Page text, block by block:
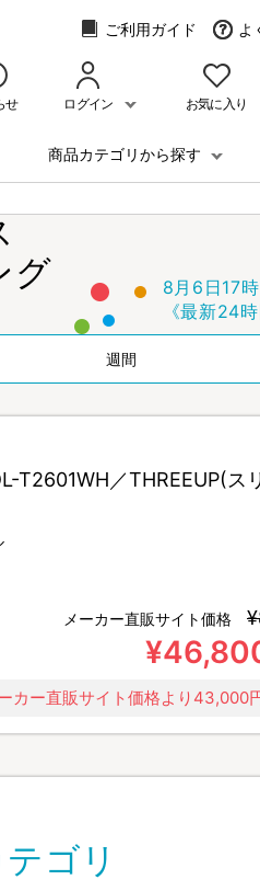
ご利用ガイド よ
せ ログイン お気に入り
商品カテゴリから探す
グ
8月6日17
《最新24時
週間
T2601WH／THREEUP(ス
メーカー直販サイト価格
カー直販サイト価格より43,000
ゴリ